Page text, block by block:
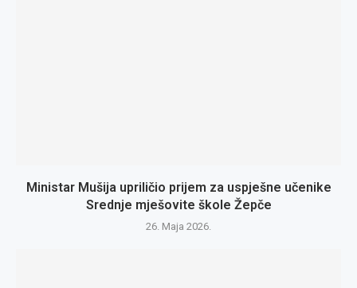
Ministar Mušija upriličio prijem za uspješne učenike
Srednje mješovite škole Žepče
26. Maja 2026.